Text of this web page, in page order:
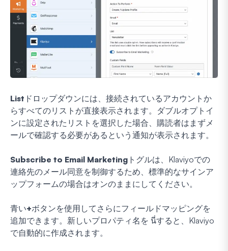
List ドロップダウンには、接続されているアカウントか
らすべてのリストが直接表示されます。ダブルオプトイ
ンに設定されたリストを選択した場合、購読者はまずメ
ールで確認する必要があるという通知が表示されます。
Subscribe to Email Marketing トグルは、Klaviyoでの
連絡先のメール同意を制御するため、標準的なサインア
ップフォームの場合はオンのままにしてください。
青い+ボタンを使用してさらにフィールドマッピングを
追加できます。新しいプロパティ名を นี่すると、Klaviyo
で自動的に作成されます。